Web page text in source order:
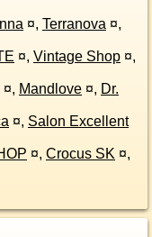
¤, Terranova ¤,
¤, Vintage Shop ¤,
¤, Mandlove ¤, Dr.
¤, Salon Excellent
¤, Crocus SK ¤,